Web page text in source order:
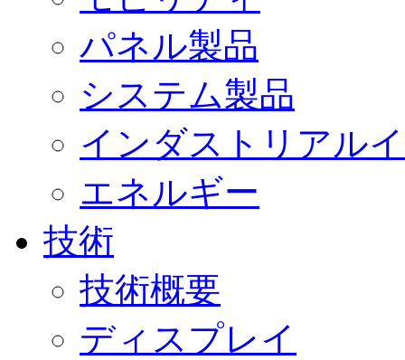
パネル製品
システム製品
インダストリアル
エネルギー
技術
技術概要
ディスプレイ